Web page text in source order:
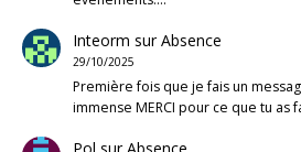
Inteorm surAbsence
29/10/2025
Première fois que je fais un
immense MERCI pour ce que tu as